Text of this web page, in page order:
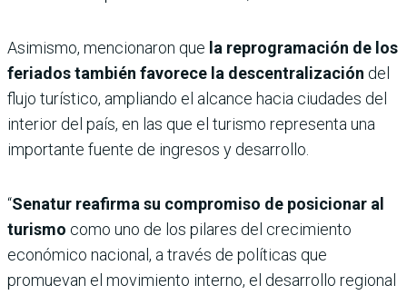
Asimismo, mencionaron que la reprogramación de los
feriados también favorece la descentralización del
flujo turístico, ampliando el alcance hacia ciudades del
interior del país, en las que el turismo representa una
importante fuente de ingresos y desarrollo.
“Senatur reafirma su compromiso de posicionar al
turismo como uno de los pilares del crecimiento
económico nacional, a través de políticas que
promuevan el movimiento interno, el desarrollo regional